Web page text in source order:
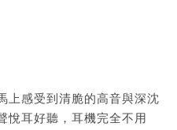
上感受到清脆的高音與深沈
悅耳好聽，耳機完全不用